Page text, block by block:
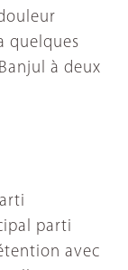
quelques
à deux
parti
avec